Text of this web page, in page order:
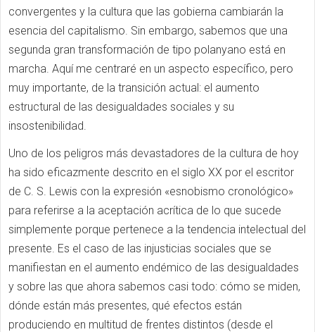
convergentes y la cultura que las gobierna cambiarán la
esencia del capitalismo. Sin embargo, sabemos que una
segunda gran transformación de tipo polanyano está en
marcha. Aquí me centraré en un aspecto específico, pero
muy importante, de la transición actual: el aumento
estructural de las desigualdades sociales y su
insostenibilidad.
Uno de los peligros más devastadores de la cultura de hoy
ha sido eficazmente descrito en el siglo XX por el escritor
de C. S. Lewis con la expresión «esnobismo cronológico»
para referirse a la aceptación acrítica de lo que sucede
simplemente porque pertenece a la tendencia intelectual del
presente. Es el caso de las injusticias sociales que se
manifiestan en el aumento endémico de las desigualdades
y sobre las que ahora sabemos casi todo: cómo se miden,
dónde están más presentes, qué efectos están
produciendo en multitud de frentes distintos (desde el